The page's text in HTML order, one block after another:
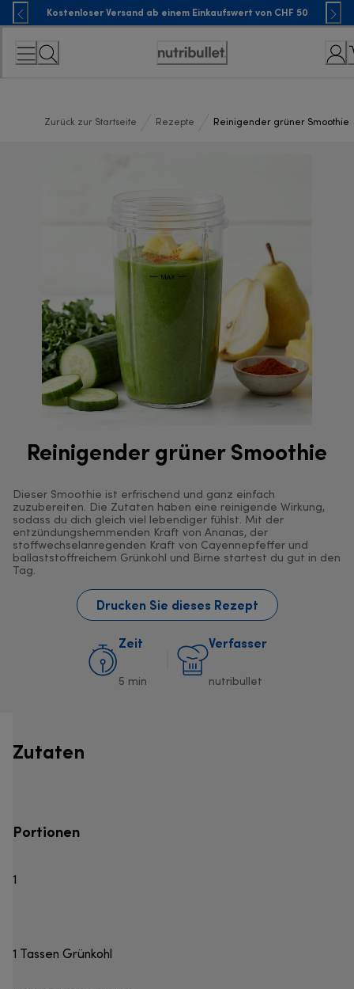
Skip
to
Content
Kostenloser Versand ab einem Einkaufswert von CHF 50
Accessibility
Zurück zur Startseite Rezepte Reinigender grüner Smoothie
Reinigender grüner Smoothie
Dieser Smoothie ist erfrischend und ganz einfach
zuzubereiten. Die Zutaten haben eine reinigende Wirkung,
sodass du dich gleich viel lebendiger fühlst. Mit der
entzündungshemmenden Kraft von Ananas, der
stoffwechselanregenden Kraft von Cayennepfeffer und
ballaststoffreichem Grünkohl und Birne startest du gut in den
Tag.
Drucken Sie dieses Rezept
Zeit
5 min
Verfasser
nutribullet
Zutaten
Portionen
1
1 Tassen Grünkohl